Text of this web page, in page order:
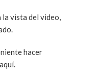
la vista del video,
hacer